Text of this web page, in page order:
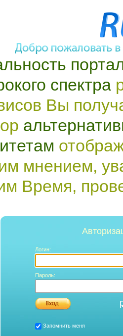
спектра
Вы
мнением,
Время,
Логин:
Пароль:
Запомнить меня